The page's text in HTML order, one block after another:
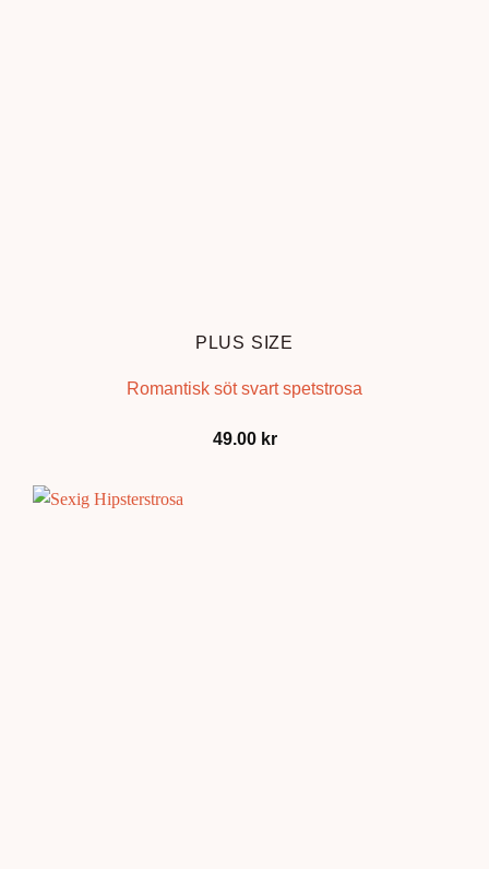
PLUS SIZE
Romantisk söt svart spetstrosa
49.00 kr